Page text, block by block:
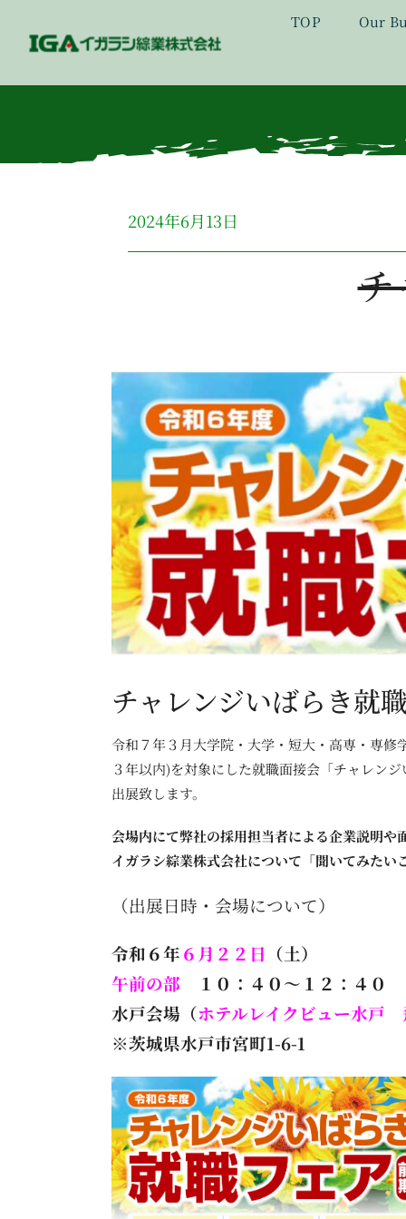
TOP Our
2024年6月13日
チ
チャレンジいばらき就
令和７年３月大学院・大学・短大・高専・専
３年以内)を対象にした就職面接会「チャレン
出展致します。
会場内にて弊社の採用担当者による企業説明や
イガラシ綜業株式会社について「聞いてみた
（出展日時・会場について）
令和６年６月２２日 （土）
午前の部 １０：４０～１２：４０
水戸会場（ホテルレイクビュー水戸
※茨城県水戸市宮町1-6-1